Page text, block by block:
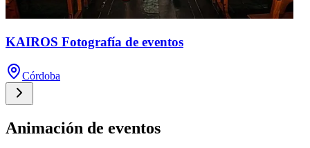
KAIROS Fotografía de eventos
Córdoba
Animación de eventos